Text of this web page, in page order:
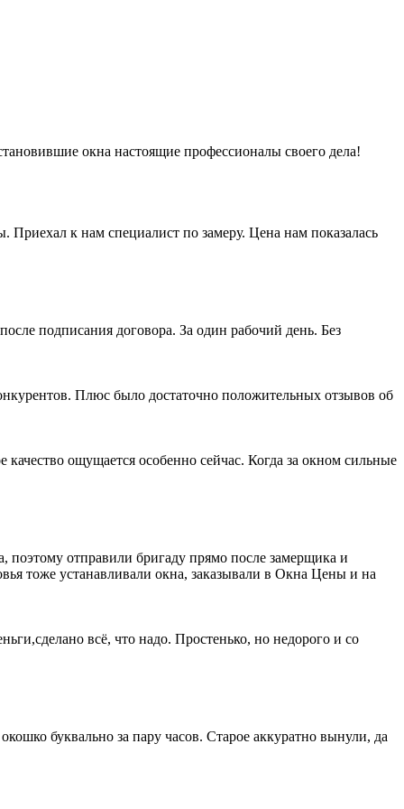
окна настоящие профессионалы своего дела!
Приехал к нам специалист по замеру. Цена нам показалась
подписания договора. За один рабочий день. Без
Плюс было достаточно положительных отзывов об
ощущается особенно сейчас. Когда за окном сильные
отправили бригаду прямо после замерщика и
тоже устанавливали окна, заказывали в Окна Цены и на
всё, что надо. Простенько, но недорого и со
буквально за пару часов. Старое аккуратно вынули, да